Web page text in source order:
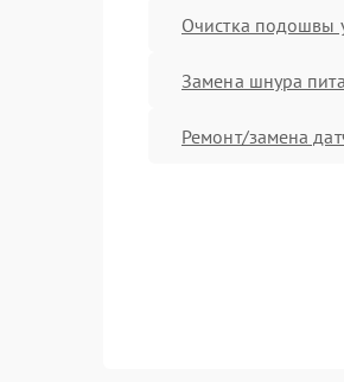
Очистка подошвы
Замена шнура
Ремонт/замена